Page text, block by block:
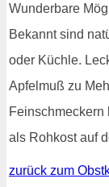
Wunderbare
Bekannt sind
oder Küchle.
Apfelmuß zu
Feinschmeckern
als Rohkost auf
zurück zum